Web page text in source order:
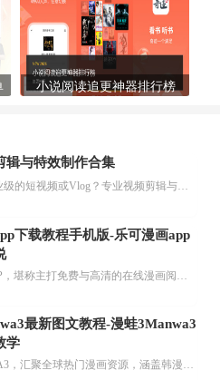
小说阅读追更神器排行榜
辑与特效制作合集
下载教程手机版-乐可漫画app
乐可漫画APP，堪称主打免费与高清的在线漫画阅读神器。其官方版提供海量完整版漫画资源，无论是国内漫画，还是日漫、韩漫、台漫、美漫等国外漫画，应有尽有，随时供你阅读。只需轻点一下，便能直接进入阅读界面。不仅如此，乐可漫画最新版本更新速度极快，在这里，你总能抢先看到全网一手漫画章节内容！...
最新图文教程-漫蛙3Manwa3
学
漫蛙MANWA3，汇聚全球热门漫画资源，涵盖韩漫、欧美漫画、国漫等多种类型，题材丰富多样，全方位满足用户阅读喜好。它不仅是阅读平台，更是创作平台，为广大用户打造零门槛创作环境。...